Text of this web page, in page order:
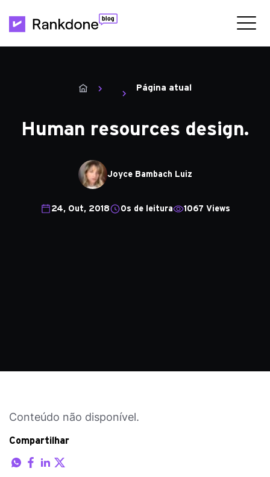
Página atual
Human resources design.
Joyce Bambach Luiz
24, Out, 2018 0s de leitura 1067 Views
Conteúdo não disponível.
Compartilhar